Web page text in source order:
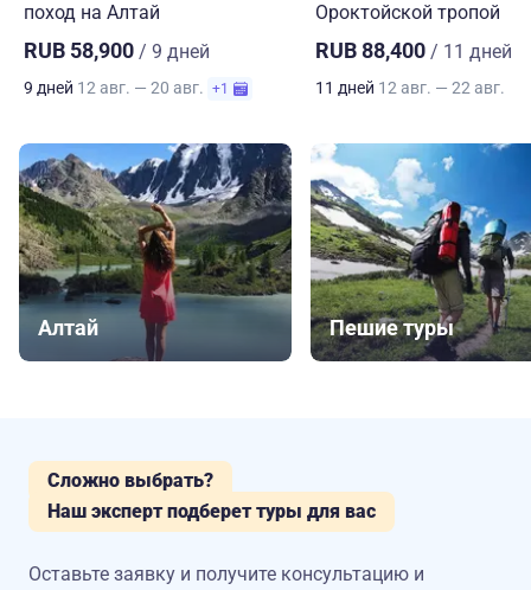
поход на Алтай
RUB 58,900 / 9 дней
9 дней 12 авг. — 20 авг. +1
Ороктойской тропой
RUB 88,400 / 11 дней
11 дней 12 авг. — 22 авг.
Алтай Пешие туры
Сложно выбрать?
Наш эксперт подберет туры для вас
Оставьте заявку и получите консультацию и